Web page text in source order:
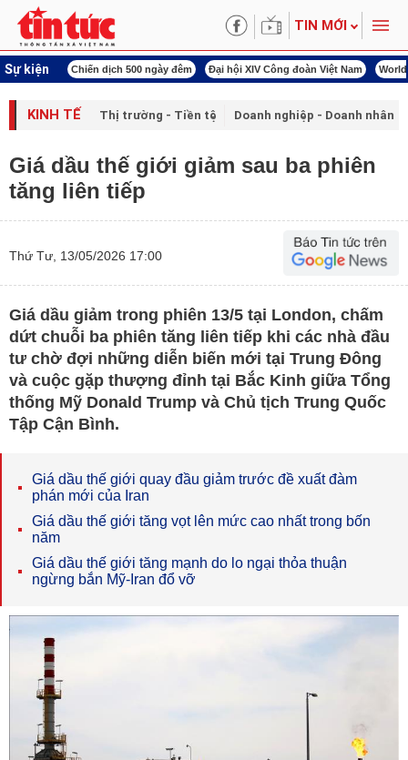
TIN MỚI
Sự kiện
mạng Chiến dịch 500 ngày đêm Đại hội XIV Công đoàn Việt Nam
KINH TẾ Thị trường - Tiền tệ Doanh nghiệp - Doanh nhân
Giá dầu thế giới giảm sau ba phiên
tăng liên tiếp
Thứ Tư, 13/05/2026 17:00
Giá dầu giảm trong phiên 13/5 tại London, chấm
dứt chuỗi ba phiên tăng liên tiếp khi các nhà đầu
tư chờ đợi những diễn biến mới tại Trung Đông
và cuộc gặp thượng đỉnh tại Bắc Kinh giữa Tổng
thống Mỹ Donald Trump và Chủ tịch Trung Quốc
Tập Cận Bình.
Giá dầu thế giới quay đầu giảm trước đề xuất đàm
phán mới của Iran
Giá dầu thế giới tăng vọt lên mức cao nhất trong bốn
năm
Giá dầu thế giới tăng mạnh do lo ngại thỏa thuận
ngừng bắn Mỹ-Iran đổ vỡ